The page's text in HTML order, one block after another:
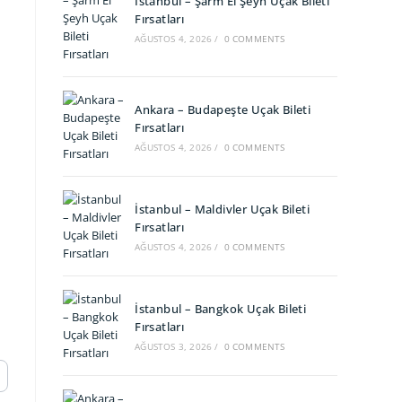
Fırsatları
AĞUSTOS 4, 2026 / 0 COMMENTS
Ankara – Budapeşte Uçak Bileti
Fırsatları
AĞUSTOS 4, 2026 / 0 COMMENTS
İstanbul – Maldivler Uçak Bileti
Fırsatları
AĞUSTOS 4, 2026 / 0 COMMENTS
İstanbul – Bangkok Uçak Bileti
Fırsatları
AĞUSTOS 3, 2026 / 0 COMMENTS